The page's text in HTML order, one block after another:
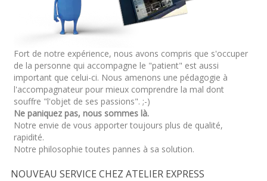
Fort de notre expérience, nous avons compris que s'occuper
de la personne qui accompagne le "patient" est aussi
important que celui-ci. Nous amenons une pédagogie à
l'accompagnateur pour mieux comprendre la mal dont
souffre "l'objet de ses passions". ;-)
Ne paniquez pas, nous sommes là.
Notre envie de vous apporter toujours plus de qualité,
rapidité.
Notre philosophie toutes pannes à sa solution.
NOUVEAU SERVICE CHEZ ATELIER EXPRESS